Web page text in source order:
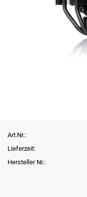
Art.Nr.:
Lieferzeit:
Hersteller Nr.: